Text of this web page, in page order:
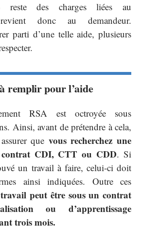
des charges liées au
revient donc au demandeur.
parti d’une telle aide, plusieurs
remplir pour l’aide
RSA est octroyée sous
Ainsi, avant de prétendre à cela,
que vous recherchez une
CDI, CTT ou CDD. Si
un travail à faire, celui-ci doit
ainsi indiquées. Outre ces
peut être sous un contrat
ou d’apprentissage
trois mois.